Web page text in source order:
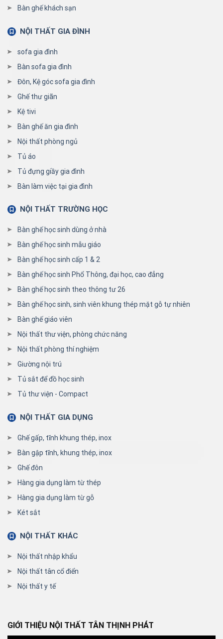
Bàn ghế khách sạn
NỘI THẤT GIA ĐÌNH
sofa gia đình
Bàn sofa gia đình
Đôn, Kệ góc sofa gia đình
Ghế thư giãn
Kệ tivi
Bàn ghế ăn gia đình
Nội thất phòng ngủ
Tủ áo
Tủ đựng giầy gia đình
Bàn làm việc tại gia đình
NỘI THẤT TRƯỜNG HỌC
Bàn ghế học sinh dùng ở nhà
Bàn ghế học sinh mẫu giáo
Bàn ghế học sinh cấp 1 & 2
Bàn ghế học sinh Phổ Thông, đại học, cao đẳng
Bàn ghế học sinh theo thông tư 26
Bàn ghế học sinh, sinh viên khung thép mặt gỗ tự nhiên
Bàn ghế giáo viên
Nội thất thư viện, phòng chức năng
Nội thất phòng thí nghiệm
Giường nội trú
Tủ sắt để đồ học sinh
Tủ thư viện - Compact
NỘI THẤT GIA DỤNG
Ghế gấp, tĩnh khung thép, inox
Bàn gập tĩnh, khung thép, inox
Ghế đôn
Hàng gia dụng làm từ thép
Hàng gia dụng làm từ gỗ
Két sắt
NỘI THẤT KHÁC
Nội thất nhập khẩu
Nội thất tân cổ điển
Nội thất y tế
GIỚI THIỆU NỘI THẤT TÂN THỊNH PHÁT